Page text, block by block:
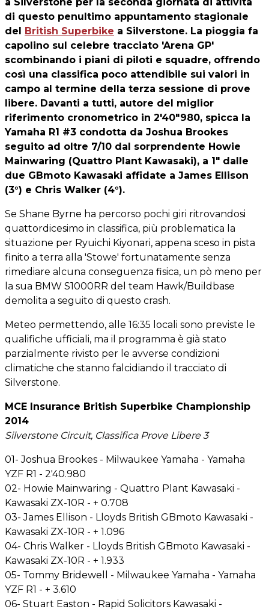
di questo penultimo appuntamento stagionale
del British Superbike a Silverstone. La pioggia fa
capolino sul celebre tracciato 'Arena GP'
scombinando i piani di piloti e squadre, offrendo
così una classifica poco attendibile sui valori in
campo al termine della terza sessione di prove
libere. Davanti a tutti, autore del miglior
riferimento cronometrico in 2'40"980, spicca la
Yamaha R1 #3 condotta da Joshua Brookes
seguito ad oltre 7/10 dal sorprendente Howie
Mainwaring (Quattro Plant Kawasaki), a 1" dalle
due GBmoto Kawasaki affidate a James Ellison
(3°) e Chris Walker (4°).
Se Shane Byrne ha percorso pochi giri ritrovandosi
quattordicesimo in classifica, più problematica la
situazione per Ryuichi Kiyonari, appena sceso in pista
finito a terra alla 'Stowe' fortunatamente senza
rimediare alcuna conseguenza fisica, un pò meno per
la sua BMW S1000RR del team Hawk/Buildbase
demolita a seguito di questo crash.
Meteo permettendo, alle 16:35 locali sono previste le
qualifiche ufficiali, ma il programma è già stato
parzialmente rivisto per le avverse condizioni
climatiche che stanno falcidiando il tracciato di
Silverstone.
MCE Insurance British Superbike Championship
2014
Silverstone Circuit, Classifica Prove Libere 3
01- Joshua Brookes - Milwaukee Yamaha - Yamaha
YZF R1 - 2'40.980
02- Howie Mainwaring - Quattro Plant Kawasaki -
Kawasaki ZX-10R - + 0.708
03- James Ellison - Lloyds British GBmoto Kawasaki -
Kawasaki ZX-10R - + 1.096
04- Chris Walker - Lloyds British GBmoto Kawasaki -
Kawasaki ZX-10R - + 1.933
05- Tommy Bridewell - Milwaukee Yamaha - Yamaha
YZF R1 - + 3.610
06- Stuart Easton - Rapid Solicitors Kawasaki -